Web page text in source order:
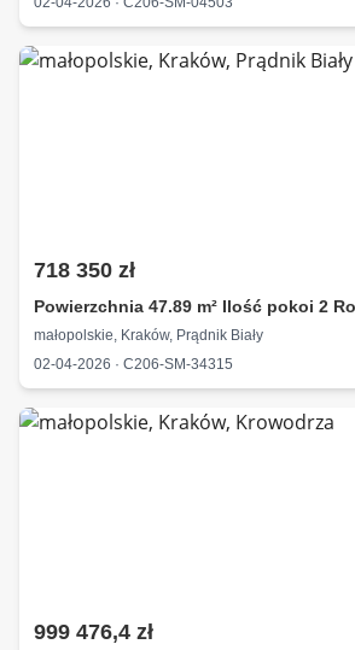
718 350 zł
Powierzchnia 47.89 m² Ilość pokoi 2
małopolskie, Kraków, Prądnik Biały
02-04-2026 · C206-SM-34315
999 476,4 zł